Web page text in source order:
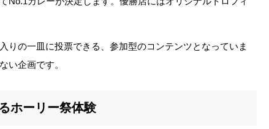
りの一皿に投票できる、参加型のコンテンツとなっていま
い企画です。
ホーリー祭体験